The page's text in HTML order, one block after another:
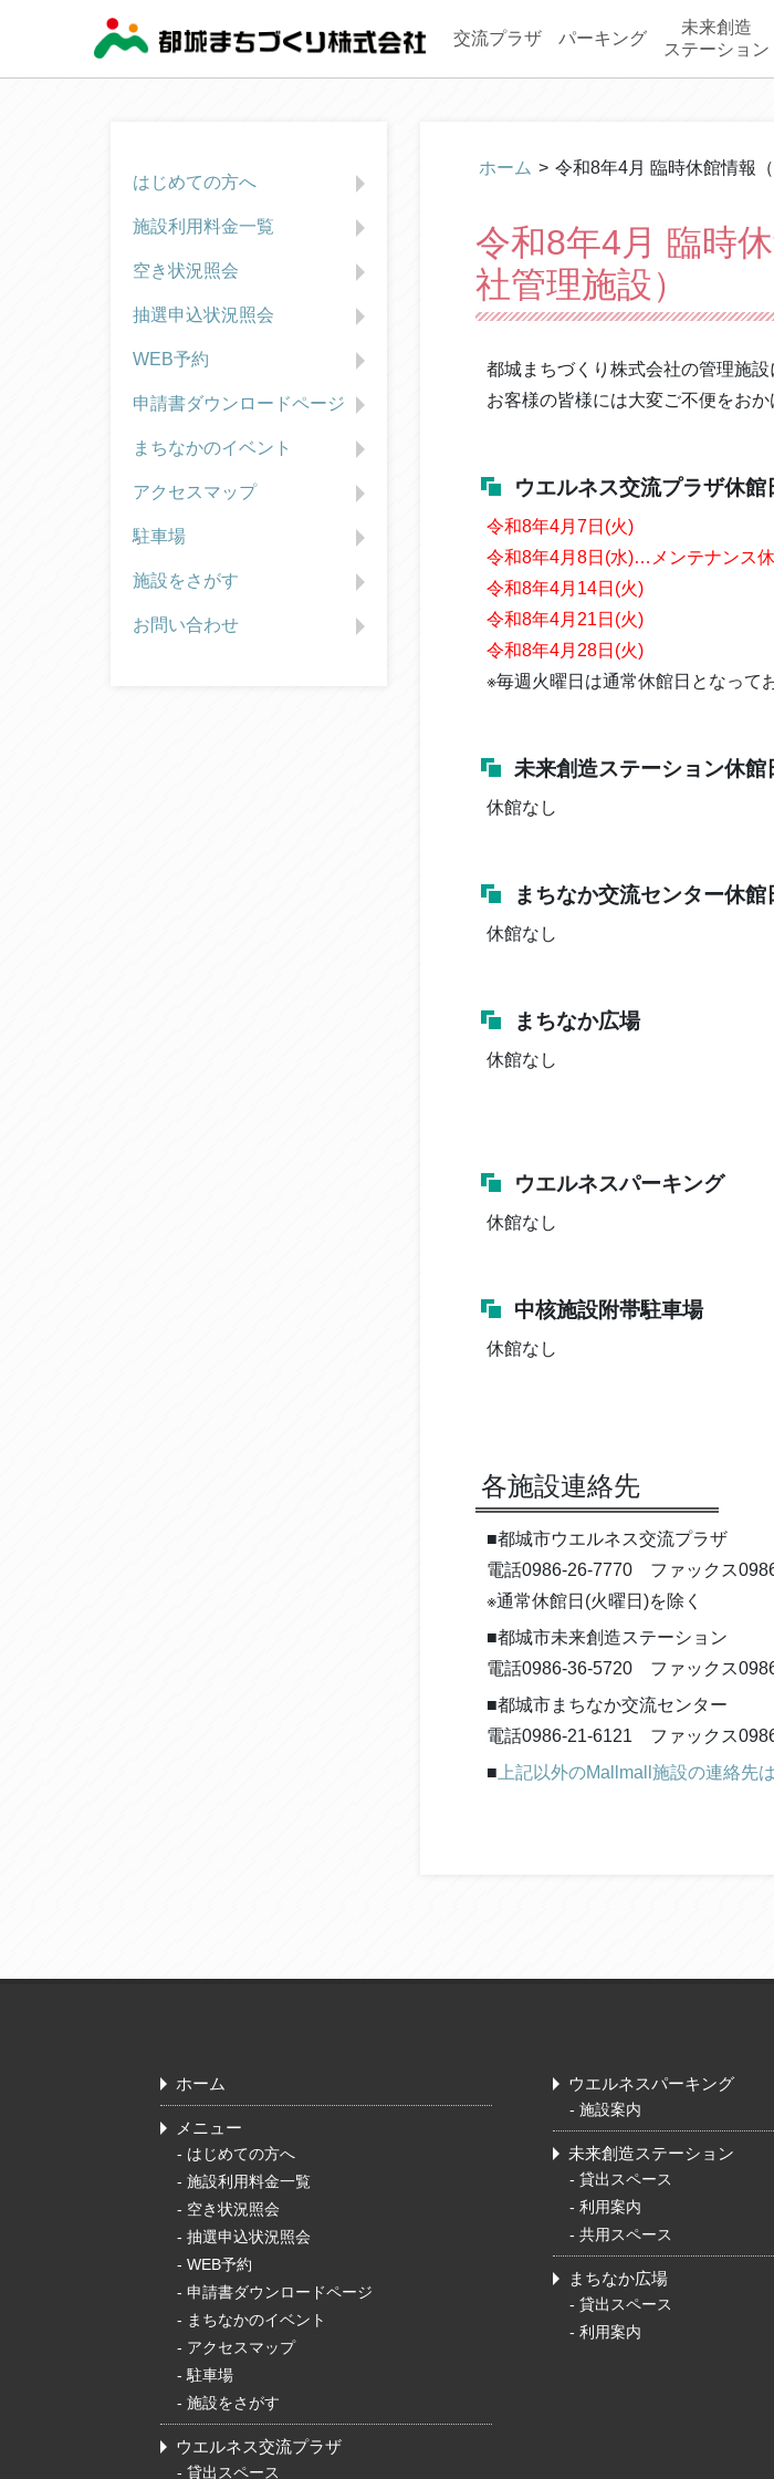
交流プラザ パーキング
未来創造
ステーション
はじめての方へ
施設利用料金一覧
空き状況照会
抽選申込状況照会
WEB予約
申請書ダウンロードページ
まちなかのイベント
アクセスマップ
駐車場
施設をさがす
お問い合わせ
ホーム > 令和8年4月 臨時休館情報
令和8年4月 臨時
社管理施設）
都城まちづくり株式会社の管理施
お客様の皆様には大変ご不便をお
ウエルネス交流プラザ休館
令和8年4月7日(火)
令和8年4月8日(水)…メンテナンス
令和8年4月14日(火)
令和8年4月21日(火)
令和8年4月28日(火)
※毎週火曜日は通常休館日となって
未来創造ステーション休館
休館なし
まちなか交流センター休館
休館なし
まちなか広場
休館なし
ウエルネスパーキング
休館なし
中核施設附帯駐車場
休館なし
各施設連絡先
■都城市ウエルネス交流プラザ
電話0986-26-7770 ファックス
※通常休館日(火曜日)を除く
■都城市未来創造ステーション
電話0986-36-5720 ファックス
■都城市まちなか交流センター
電話0986-21-6121 ファックス
■ 上記以外のMallmall施設の連絡先
ホーム
メニュー
- はじめての方へ
- 施設利用料金一覧
- 空き状況照会
- 抽選申込状況照会
- WEB予約
- 申請書ダウンロードページ
- まちなかのイベント
- アクセスマップ
- 駐車場
- 施設をさがす
ウエルネス交流プラザ
- 貸出スペース
ウエルネスパーキング
- 施設案内
未来創造ステーション
- 貸出スペース
- 利用案内
- 共用スペース
まちなか広場
- 貸出スペース
- 利用案内